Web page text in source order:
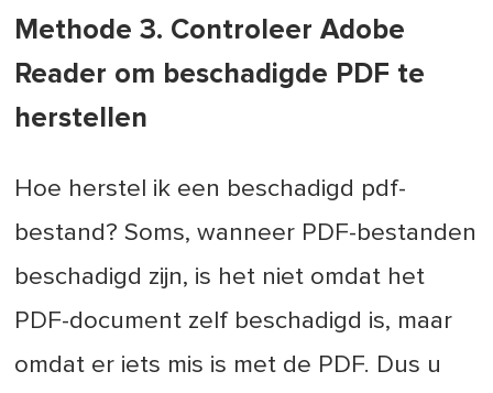
Methode 3. Controleer Adobe
Reader om beschadigde PDF te
herstellen
Hoe herstel ik een beschadigd pdf-
bestand? Soms, wanneer PDF-bestanden
beschadigd zijn, is het niet omdat het
PDF-document zelf beschadigd is, maar
omdat er iets mis is met de PDF. Dus u